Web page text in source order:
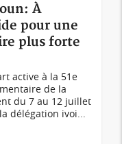
À
pour une
plus forte
active à la 51e
de la
du 7 au 12 juillet
délégation ivoi...